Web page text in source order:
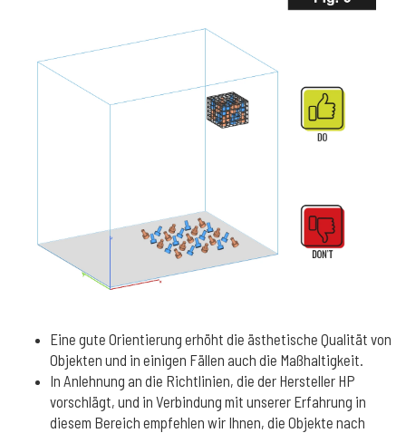
Eine gute Orientierung erhöht die ästhetische Qualität von
Objekten und in einigen Fällen auch die Maßhaltigkeit.
In Anlehnung an die Richtlinien, die der Hersteller HP
vorschlägt, und in Verbindung mit unserer Erfahrung in
diesem Bereich empfehlen wir Ihnen, die Objekte nach